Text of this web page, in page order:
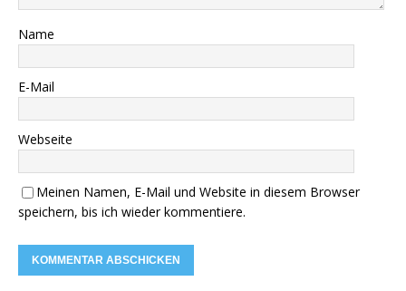
Name
E-Mail
Webseite
Meinen Namen, E-Mail und Website in diesem Browser
speichern, bis ich wieder kommentiere.